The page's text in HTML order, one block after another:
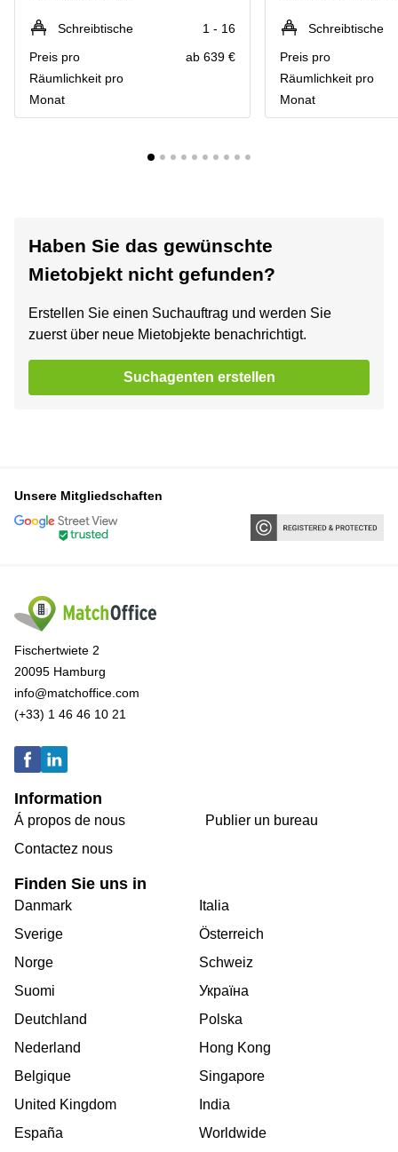
Schreibtische
1 - 16
Preis pro
Räumlichkeit pro
Monat
ab 639 €
Schreibtische
Preis pro
Räumlichkeit pro
Monat
Haben Sie das gewünschte
Mietobjekt nicht gefunden?
Erstellen Sie einen Suchauftrag und werden Sie
zuerst über neue Mietobjekte benachrichtigt.
Suchagenten erstellen
Unsere Mitgliedschaften
Fischertwiete 2
20095 Hamburg
info@matchoffice.com
(+33) 1 46 46 10 21
Information
Á propos de nous
Contactez nous
Publier un bureau
Finden Sie uns in
Danmark
Sverige
Norge
Suomi
Deutchland
Nederland
Belgique
United Kingdom
España
Italia
Österreich
Schweiz
Україна
Polska
Hong Kong
Singapore
India
Worldwide